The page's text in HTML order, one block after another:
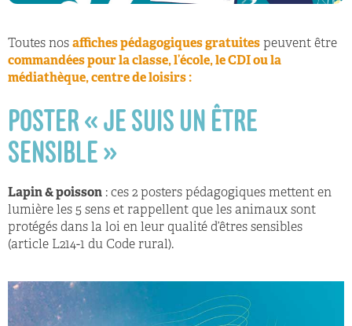
Toutes nos affiches pédagogiques gratuites peuvent être
commandées pour la classe, l’école, le CDI ou la
médiathèque, centre de loisirs :
POSTER « JE SUIS UN ÊTRE
SENSIBLE »
Lapin & poisson : ces 2 posters pédagogiques mettent en
lumière les 5 sens et rappellent que les animaux sont
protégés dans la loi en leur qualité d’êtres sensibles
(article L214-1 du Code rural).